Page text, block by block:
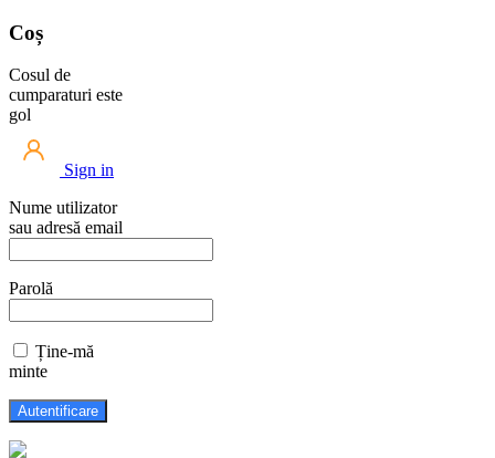
Coș
Cosul de
cumparaturi este
gol
Sign in
Nume utilizator
sau adresă email
Parolă
Ține-mă
minte